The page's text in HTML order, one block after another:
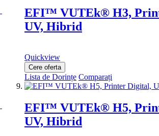
EFI™ VUTEk® H3,
UV, Hibrid
Quickview
Cere oferta
Lista de Dorințe Comparați
EFI™ VUTEk® H5,
UV, Hibrid